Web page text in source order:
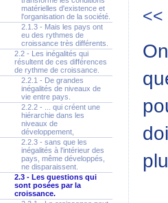
matérielles d'existence et
l'organisation de la société.
2.1.3 - Mais les pays ont
eu des rythmes de
croissance très différents.
2.2 - Les inégalités qui
résultent de ces différences
de rythme de croissance.
2.2.1 - De grandes
inégalités de niveaux de
vie entre pays.
2.2.2 - ... qui créent une
hiérarchie dans les
niveaux de
développement,
2.2.3 - sans que les
inégalités à l'intérieur des
pays, même développés,
ne disparaissent.
2.3 - Les questions qui
sont posées par la
croissance.
<<